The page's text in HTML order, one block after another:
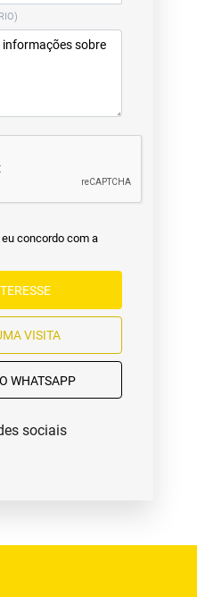
concordo com a
INTERESSE
UMA VISITA
WHATSAPP
sociais